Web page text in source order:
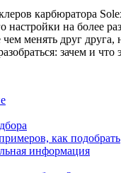
карбюратора
настройки на более
менять друг друга,
зачем и что
как подобрать
информация